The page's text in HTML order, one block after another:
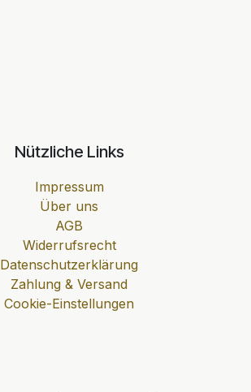
Nützliche Links
Impressum
Über uns
AGB
Widerrufsrecht
Datenschutzerklärung
Zahlung & Versand
Cookie-Einstellungen